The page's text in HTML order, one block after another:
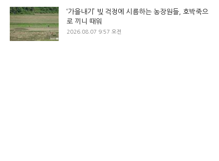
‘가을내기’ 빚 걱정에 시름하는 농장원들, 호박죽으
로 끼니 때워
2026.08.07 9:57 오전